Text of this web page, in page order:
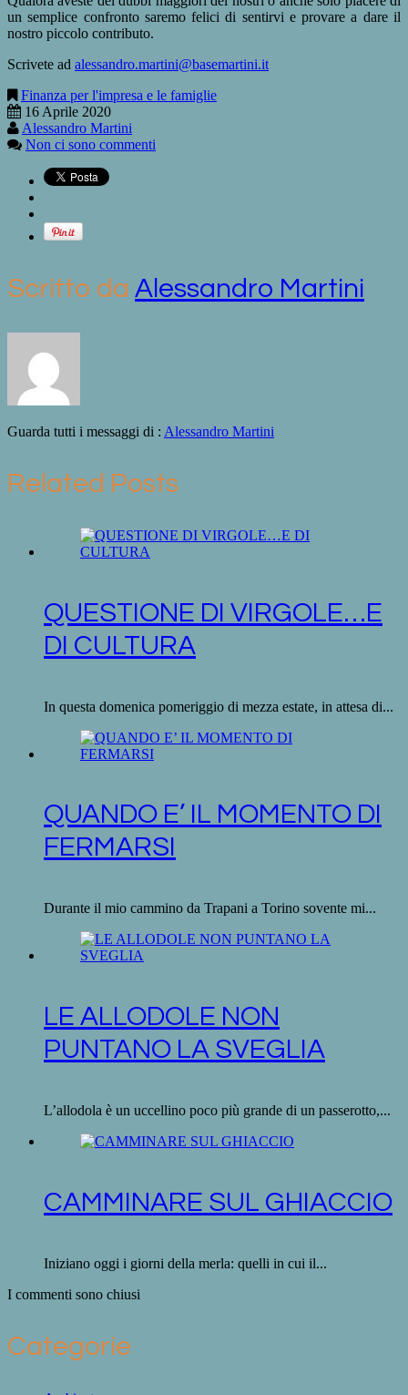
un semplice confronto saremo felici di sentirvi e provare a dare il
nostro piccolo contributo.
Scrivete ad alessandro.martini@basemartini.it
Finanza per l'impresa e le famiglie
16 Aprile 2020
Alessandro Martini
Non ci sono commenti
Scritto da Alessandro Martini
Guarda tutti i messaggi di : Alessandro Martini
Related Posts
QUESTIONE DI VIRGOLE…E
DI CULTURA
In questa domenica pomeriggio di mezza estate, in attesa di...
QUANDO E’ IL MOMENTO DI
FERMARSI
Durante il mio cammino da Trapani a Torino sovente mi...
LE ALLODOLE NON
PUNTANO LA SVEGLIA
L’allodola è un uccellino poco più grande di un passerotto,...
CAMMINARE SUL GHIACCIO
Iniziano oggi i giorni della merla: quelli in cui il...
I commenti sono chiusi
Categorie